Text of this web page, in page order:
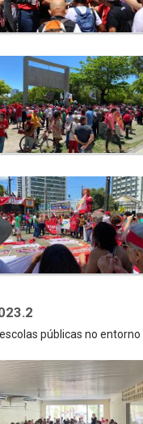
públicas no